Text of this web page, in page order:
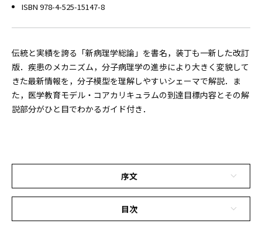
ISBN 978-4-525-15147-8
伝統と実績を誇る「新病理学総論」を書名，装丁も一新した改訂
版．疾患のメカニズム，分子病理学の進歩により大きく変貌して
きた最新情報を，分子模型を理解しやすいシェーマで解説．ま
た，医学教育モデル・コアカリキュラムの到達目標内容とその解
説部分がひと目でわかるガイド付き．
序文
目次